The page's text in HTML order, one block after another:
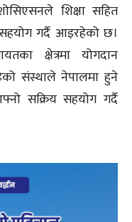
शिक्षा सहित
सहयोग गर्दै आइरहेको छ।
क्षेत्रमा योगदान
संस्थाले नेपालमा हुने
सक्रिय सहयोग गर्दै